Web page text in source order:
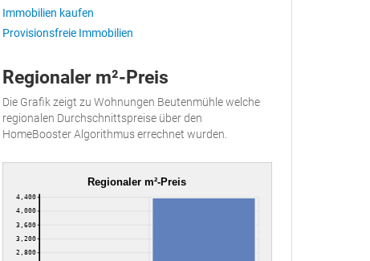
Immobilien kaufen
Provisionsfreie Immobilien
Regionaler m²-Preis
Die Grafik zeigt zu Wohnungen Beutenmühle welche
regionalen Durchschnittspreise über den
HomeBooster Algorithmus errechnet wurden.
Regionaler m²-Preis
2,800
3,200
3,600
4,000
4,400